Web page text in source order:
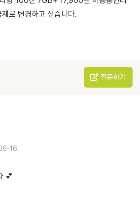
로 변경하고 싶습니다.
질문하기
16
💕